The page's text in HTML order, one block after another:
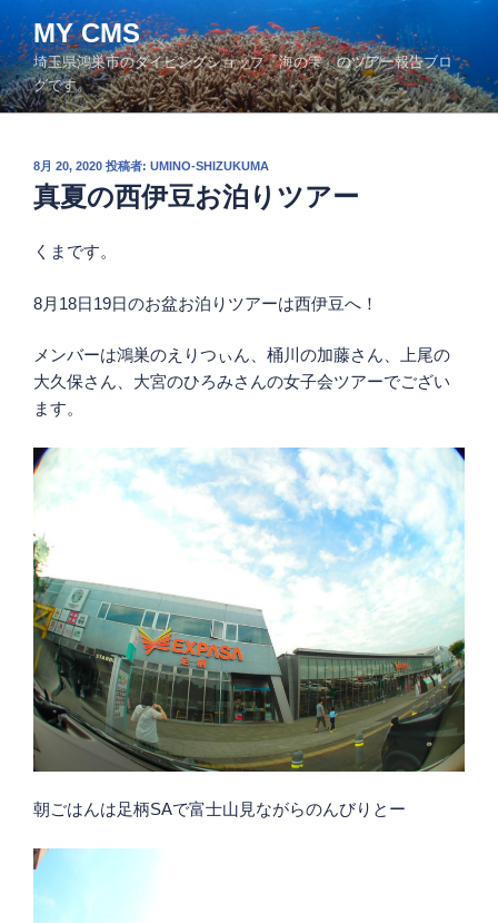
ン
テ
ン
ツ
MY CMS
埼玉県鴻巣市のダイビングショップ「海の雫」のツアー報告ブロ
グです。
投
稿
日:
8月 20, 2020 投稿者: UMINO-SHIZUKUMA
真夏の西伊豆お泊りツアー
くまです。
8月18日19日のお盆お泊りツアーは西伊豆へ！
メンバーは鴻巣のえりつぃん、桶川の加藤さん、上尾の
大久保さん、大宮のひろみさんの女子会ツアーでござい
ます。
朝ごはんは足柄SAで富士山見ながらのんびりとー